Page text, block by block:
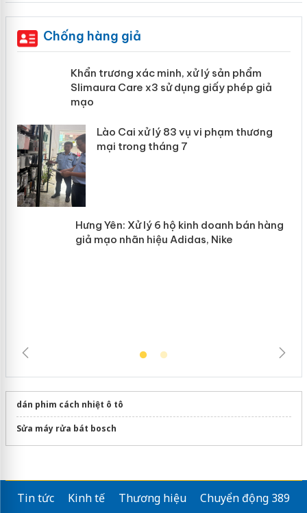
Chống hàng giả
Khẩn trương xác minh, xử lý sản phẩm
Slimaura Care x3 sử dụng giấy phép
dán phim cách nhiệt ô tô
Sửa máy rửa bát bosch
Tin tức Kinh tế Thương hiệu
Chuyển động 389